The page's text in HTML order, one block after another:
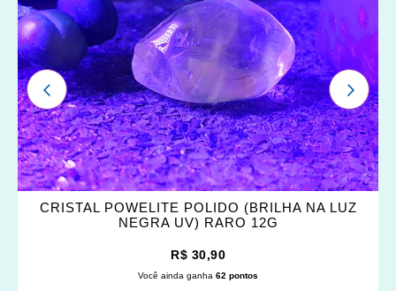
FAVORITOS
CRISTAL POWELITE POLIDO (BRILHA NA LUZ
NEGRA UV) RARO 12G
R$ 30,90
Você ainda ganha 62 pontos
ANTERIOR